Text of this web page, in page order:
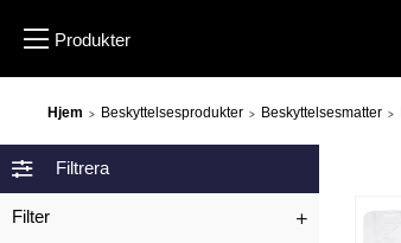
Hjem > Beskyttelsesprodukter > Beskyttelsesmatter >
Filtrera
Filter